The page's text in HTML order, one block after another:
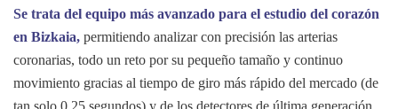
Se trata del equipo más avanzado para el estudio del corazón
en Bizkaia, permitiendo analizar con precisión las arterias
coronarias, todo un reto por su pequeño tamaño y continuo
movimiento gracias al tiempo de giro más rápido del mercado (de